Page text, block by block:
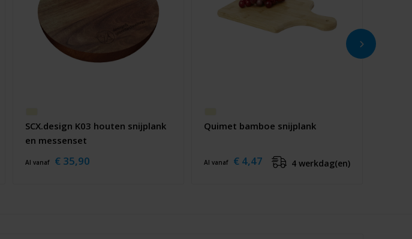
SCX.design K03 houten snijplank
en messenset
Al vanaf € 35,90
Quimet bamboe snijplank
Al vanaf € 4,47 4 werkdag(en)